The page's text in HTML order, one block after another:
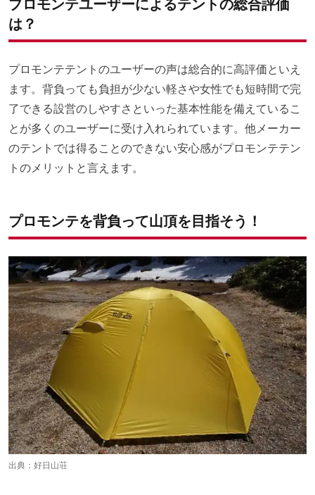
プロモンテユーザーによるテントの総合評価
は？
プロモンテテントのユーザーの声は総合的に高評価といえ
ます。背負っても負担が少ない軽さや女性でも短時間で完
了できる設営のしやすさといった基本性能を備えているこ
とが多くのユーザーに受け入れられています。他メーカー
のテントでは得ることのできない安心感がプロモンテテン
トのメリットと言えます。
プロモンテを背負って山頂を目指そう！
出典： 好日山荘